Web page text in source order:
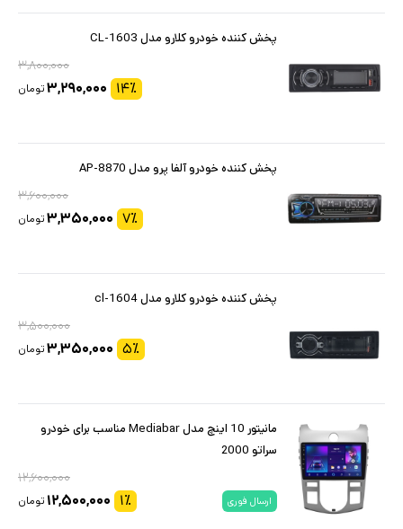
پخش کننده خودرو کلارو مدل CL-1603
۳,۸۰۰,۰۰۰
۱۴٪ ۳,۲۹۰,۰۰۰تومان
پخش کننده خودرو آلفا پرو مدل AP-8870
۳,۶۰۰,۰۰۰
۷٪ ۳,۳۵۰,۰۰۰تومان
پخش کننده خودرو کلارو مدل cl-1604
۳,۵۰۰,۰۰۰
۵٪ ۳,۳۵۰,۰۰۰تومان
مانیتور 10 اینچ مدل Mediabar مناسب برای خودرو
سراتو 2000
۱۲,۶۰۰,۰۰۰
ارسال فوری ۱٪ ۱۲,۵۰۰,۰۰۰ تومان